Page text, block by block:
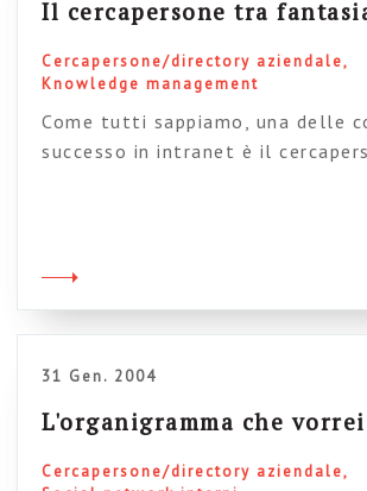
Il cercapersone tra
Cercapersone/directory aziendale
Knowledge management
Come tutti sappiamo, una delle
successo in intranet è il
riferimenti dei colleghi
applicazione rappresenta, in
31 Gen. 2004
L'organigramma che vorrei
Cercapersone/directory aziendale